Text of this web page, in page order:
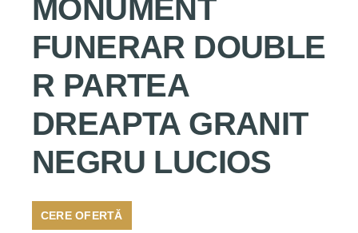
MONUMENT
FUNERAR DOUBLE
R PARTEA
DREAPTA GRANIT
NEGRU LUCIOS
CERE OFERTĂ